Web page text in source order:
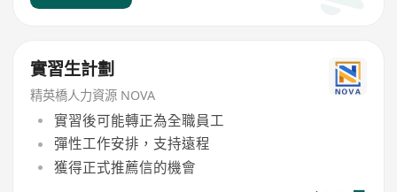
實習生計劃
精英橋人力資源 NOVA
實習後可能轉正為全職員工
彈性工作安排，支持遠程
獲得正式推薦信的機會